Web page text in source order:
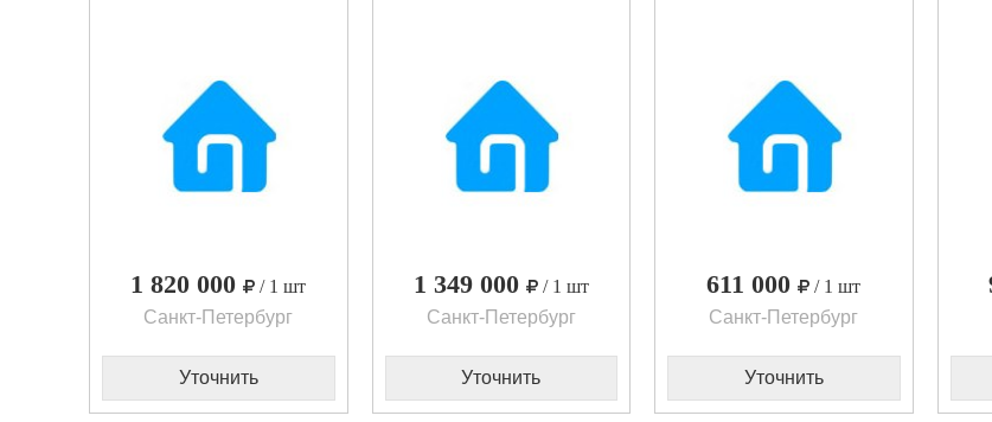
1 820 000
/ 1 шт
Санкт-Петербург
Уточнить
1 349 000
/ 1 шт
Санкт-Петербург
Уточнить
611 000
/ 1 шт
Санкт-Петербург
Уточнить